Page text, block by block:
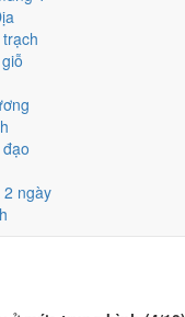
ngày
nay ở
nay ở
hôm nay ở